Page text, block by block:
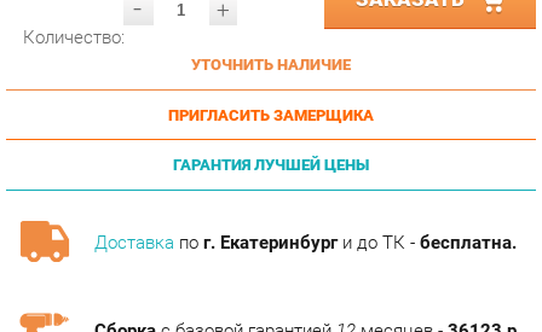
УТОЧНИТЬ НАЛИЧИЕ
ПРИГЛАСИТЬ ЗАМЕРЩИКА
ГАРАНТИЯ ЛУЧШЕЙ ЦЕНЫ
Доставкапог. Екатеринбурги до ТК -бесплатна.